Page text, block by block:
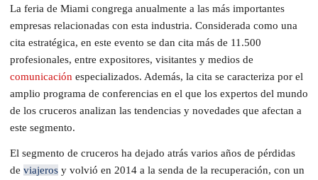
La feria de Miami congrega anualmente a las más importantes
empresas relacionadas con esta industria. Considerada como una
cita estratégica, en este evento se dan cita más de 11.500
profesionales, entre expositores, visitantes y medios de
comunicación especializados. Además, la cita se caracteriza por el
amplio programa de conferencias en el que los expertos del mundo
de los cruceros analizan las tendencias y novedades que afectan a
este segmento.
El segmento de cruceros ha dejado atrás varios años de pérdidas
de viajeros y volvió en 2014 a la senda de la recuperación, con un